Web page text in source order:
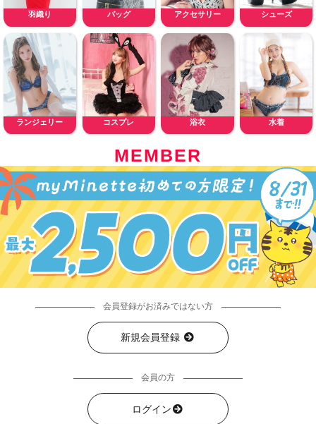
羽織り バッグ アクセサリー シューズ
ランジェリー コスプレ 浴衣 水着
MEMBER
会員登録がお済みではない方
新規会員登録
会員の方
ログイン